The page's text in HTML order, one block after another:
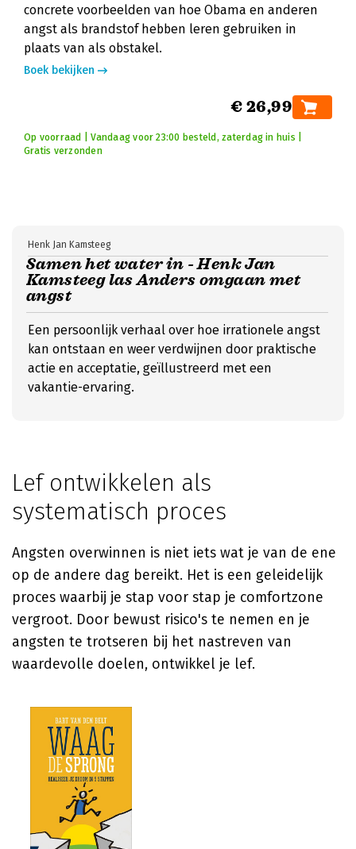
concrete voorbeelden van hoe Obama en anderen
angst als brandstof hebben leren gebruiken in
plaats van als obstakel.
Boek bekijken
€ 26,99
Op voorraad | Vandaag voor 23:00 besteld, zaterdag in huis |
Gratis verzonden
Samen het water in - Henk Jan
Kamsteeg las Anders omgaan met
angst
Henk Jan Kamsteeg
Een persoonlijk verhaal over hoe irrationele angst
kan ontstaan en weer verdwijnen door praktische
actie en acceptatie, geïllustreerd met een
vakantie-ervaring.
Lef ontwikkelen als
systematisch proces
Angsten overwinnen is niet iets wat je van de ene
op de andere dag bereikt. Het is een geleidelijk
proces waarbij je stap voor stap je comfortzone
vergroot. Door bewust risico's te nemen en je
angsten te trotseren bij het nastreven van
waardevolle doelen, ontwikkel je lef.